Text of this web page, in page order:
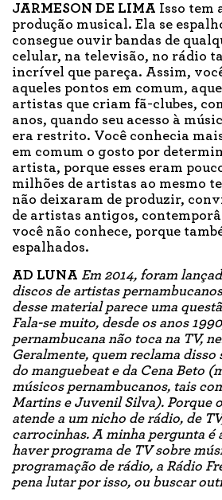
JARMESON DE LIMA Isso tem
produção musical. Ela se
consegue ouvir bandas de
celular, na televisão, no rádio
incrível que pareça. Assim,
aqueles pontos em comum,
artistas que criam fã-clubes,
anos, quando seu acesso à
era restrito. Você conhecia
em comum o gosto por
artista, porque esses eram
milhões de artistas ao mesmo
não deixaram de produzir,
de artistas antigos,
você não conhece, porque
espalhados.
AD LUNA Em 2014, foram
discos de artistas
desse material parece uma
Fala-se muito, desde os anos
pernambucana não toca na TV,
Geralmente, quem reclama disso
do manguebeat e da Cena Beto
músicos pernambucanos, tais
Martins e Juvenil Silva). Porque
atende a um nicho de rádio, de
carrocinhas. A minha pergunta é
haver programa de TV sobre
programação de rádio, a Rádio
pena lutar por isso, ou buscar